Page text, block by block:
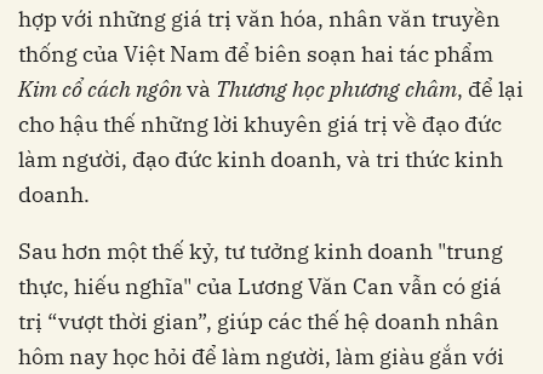
hợp với những giá trị văn hóa, nhân văn truyền
thống của Việt Nam để biên soạn hai tác phẩm
Kim cổ cách ngônvà Thương học phương châm, để lại
cho hậu thế những lời khuyên giá trị về đạo đức
làm người, đạo đức kinh doanh, và tri thức kinh
doanh.
Sau hơn một thế kỷ, tư tưởng kinh doanh "trung
thực, hiếu nghĩa" của Lương Văn Can vẫn có giá
trị “vượt thời gian”, giúp các thế hệ doanh nhân
hôm nay học hỏi để làm người, làm giàu gắn với